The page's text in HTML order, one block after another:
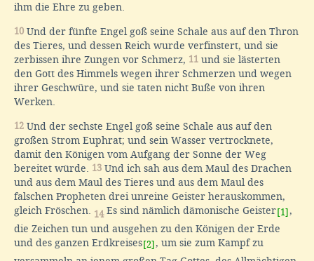
ihm die Ehre zu geben.
10 Und der fünfte Engel goß seine Schale aus auf den Thron
des Tieres, und dessen Reich wurde verfinstert, und sie
zerbissen ihre Zungen vor Schmerz, 11 und sie lästerten
den Gott des Himmels wegen ihrer Schmerzen und wegen
ihrer Geschwüre, und sie taten nicht Buße von ihren
Werken.
12 Und der sechste Engel goß seine Schale aus auf den
großen Strom Euphrat; und sein Wasser vertrocknete,
damit den Königen vom Aufgang der Sonne der Weg
bereitet würde. 13 Und ich sah aus dem Maul des Drachen
und aus dem Maul des Tieres und aus dem Maul des
falschen Propheten drei unreine Geister herauskommen,
gleich Fröschen. 14 Es sind nämlich dämonische Geister [1] ,
die Zeichen tun und ausgehen zu den Königen der Erde
und des ganzen Erdkreises [2] , um sie zum Kampf zu